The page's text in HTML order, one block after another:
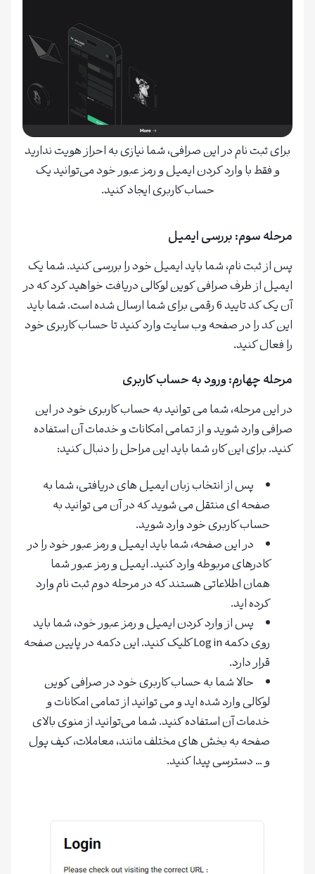
برای ثبت نام در این صرافی، شما نیازی به احراز هویت ندارید
و فقط با وارد کردن ایمیل و رمز عبور خود می‌توانید یک
حساب کاربری ایجاد کنید.
مرحله سوم: بررسی ایمیل
پس از ثبت نام، شما باید ایمیل خود را بررسی کنید. شما یک
ایمیل از طرف صرافی کوین لوکالی دریافت خواهید کرد که در
آن یک کد تایید 6 رقمی برای شما ارسال شده است. شما باید
این کد را در صفحه وب سایت وارد کنید تا حساب کاربری خود
را فعال کنید.
مرحله چهارم: ورود به حساب کاربری
در این مرحله، شما می توانید به حساب کاربری خود در این
صرافی وارد شوید و از تمامی امکانات و خدمات آن استفاده
کنید. برای این کار، شما باید این مراحل را دنبال کنید:
پس از انتخاب زبان ایمیل های دریافتی، شما به
صفحه ای منتقل می شوید که در آن می توانید به
حساب کاربری خود وارد شوید.
در این صفحه، شما باید ایمیل و رمز عبور خود را در
کادرهای مربوطه وارد کنید. ایمیل و رمز عبور شما
همان اطلاعاتی هستند که در مرحله دوم ثبت نام وارد
کرده اید.
پس از وارد کردن ایمیل و رمز عبور خود، شما باید
روی دکمه Log in کلیک کنید. این دکمه در پایین صفحه
قرار دارد.
حالا شما به حساب کاربری خود در صرافی کوین
لوکالی وارد شده اید و می توانید از تمامی امکانات و
خدمات آن استفاده کنید. شما می‌توانید از منوی بالای
صفحه به بخش های مختلف مانند، معاملات، کیف پول
و … دسترسی پیدا کنید‌.